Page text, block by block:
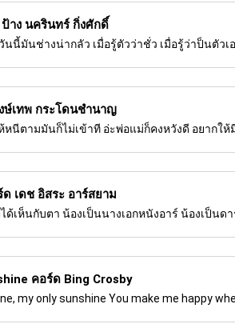
ป้าง นครินทร์ กิ่งศักดิ์
นี้มันช่างน่ากลัว เมื่อรู้ตัวว่าชั่ว เมื่อรู้ว่าป็นตัวเ
ษ์เทพ กระโดนชำนาญ
นีตามมันก็ไม่เข้าที อ่ะพ่อแม่ก็คงหวังดี อยากใ
ด เดช อิสระ อาร์สยาม
ด้เห็นกับตา น้องเป็นนางเอกหนังอาร์ น้องเป็
คอร์ด Bing Crosby
my only sunshine You make me happy